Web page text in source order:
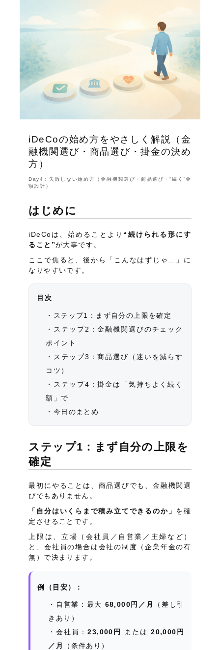
iDeCoの始め方をやさしく解説（金
融機関選び・商品選び・掛金の決め
方）
Day4：失敗しない始め方（金融機関選び・商品選び・“続く”金
額設計）
はじめに
iDeCoは、始めることより “続けられる形にす
ること”が大事です。
ここで焦ると、後から「こんなはずじゃ…」に
なりやすいです。
目次
ステップ1：まず自分の上限を確定
ステップ2：金融機関選びのチェック
ポイント
ステップ3：商品選び（迷いを減らす
コツ）
ステップ4：掛金は「気持ちよく続く
額」で
今日のまとめ
ステップ1：まず自分の上限を
確定
最初にやることは、商品選びでも、金融機関選
びでもありません。
「自分はいくらまで積み立てできるのか」 を確
定させることです。
上限は、立場（会社員／自営業／主婦など）
と、会社員の場合は会社の制度（企業年金の有
無）で決まります。
例（目安）：
自営業：最大 68,000円／月
（差し引
きあり）
会社員：23,000円 または20,000円
／月
（条件あり）